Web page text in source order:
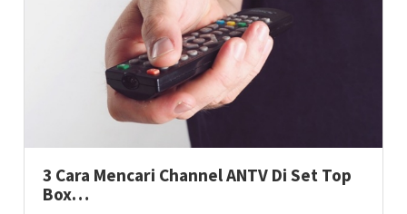
3 Cara Mencari Channel ANTV Di Set Top
Box…